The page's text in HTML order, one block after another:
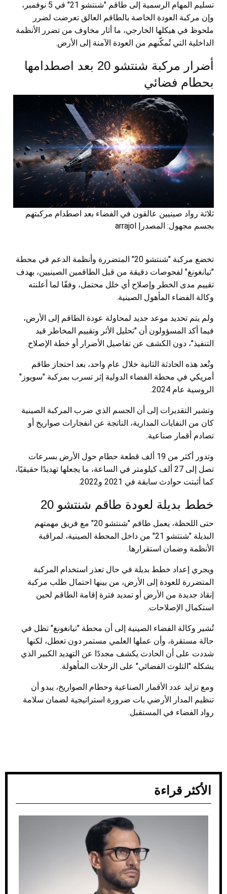
تسليم المهام الرسمية إلى طاقم "شنتشو 21" في 5 نوفمبر،
وإن مركبة العودة الخاصة بالطاقم العالق تعرضت لضرر
ملحوظ في هيكلها الخارجي، ما أثار مخاوف من تضرر الأنظمة
الداخلية التي تُمكّنهم من العودة الآمنة إلى الأرض.
أضرار مركبة شنتشو 20 بعد اصطدامها
بحطام فضائي
ثلاثة رواد صينيين عالقون في الفضاء بعد اصطدام مركبتهم
بجسم مجهول: المصدر| arrajol
تخضع مركبة "شنتشو 20" المتضررة وأنظمة الدعم في محطة
"تيانغونغ" لفحوصات دقيقة من قبل الطاقمين الصينيين، بهدف
تقييم مدى الخطر وإصلاح أي خلل محتمل، وفقًا لما أعلنته
وكالة الفضاء المأهول الصينية.
ولم يتم تحديد موعد جديد لمحاولة عودة الطاقم إلى الأرض،
فيما أكد المسؤولون أن "تحليل الأثر وتقييم المخاطر قيد
التنفيذ"، دون الكشف عن تفاصيل الأضرار أو خطة الإصلاح.
وتُعد هذه الحادثة الثانية خلال عام واحد، بعد احتجاز طاقم
أمريكي في محطة الفضاء الدولية إثر تسرب بمركبة "سويوز"
الروسية عام 2024.
وتشير التقديرات إلى أن الجسم الذي ضرب المركبة الصينية
كان من النفايات المدارية، الناتجة عن انفجارات صواريخ أو
تصادم أقمار صناعية.
وتدور أكثر من 19 ألف قطعة حطام حول الأرض بسرعات
تصل إلى 27 ألف كيلومتر في الساعة، ما يجعلها تهديدًا حقيقيًا،
كما أثبتت حوادث سابقة في 2021 و2022.
خطط بديلة لعودة طاقم شنتشو 20
حتى اللحظة، يعمل طاقم "شنتشو 20" مع فريق مهمتهم
البديلة "شنتشو 21" من داخل المحطة الصينية، لمراقبة
الأنظمة وضمان استقرارها.
ويجري إعداد خطط بديلة في حال تعذر استخدام المركبة
المتضررة للعودة إلى الأرض، من بينها احتمال طلب مركبة
إنقاذ جديدة من الأرض أو تمديد فترة إقامة الطاقم لحين
استكمال الإصلاحات.
تُشير وكالة الفضاء الصينية إلى أن محطة "تيانغونغ" تظل في
حالة مستقرة، وأن عملها العلمي مستمر دون تعطل، لكنها
شددت على أن الحادث يكشف مجددًا عن التهديد الكبير الذي
يشكله "التلوث الفضائي" على الرحلات المأهولة.
ومع تزايد عدد الأقمار الصناعية وحطام الصواريخ، يبدو أن
تنظيم المدار الأرضي بات ضرورة استراتيجية لضمان سلامة
رواد الفضاء في المستقبل.
الأكثر قراءة